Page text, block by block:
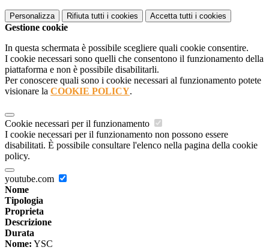
Personalizza Rifiuta tutti i cookies Accetta tutti i cookies
Gestione cookie
In questa schermata è possibile scegliere quali cookie consentire.
I cookie necessari sono quelli che consentono il funzionamento della
piattaforma e non è possibile disabilitarli.
Per conoscere quali sono i cookie necessari al funzionamento potete
visionare la COOKIE POLICY.
Cookie necessari per il funzionamento
I cookie necessari per il funzionamento non possono essere
disabilitati. È possibile consultare l'elenco nella pagina della cookie
policy.
youtube.com
Nome
Tipologia
Proprieta
Descrizione
Durata
Nome: YSC